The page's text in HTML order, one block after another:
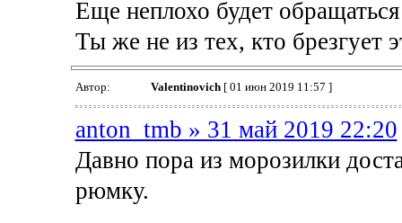
Еще неплохо будет
Ты же не из тех, кто брезгует
Автор: Valentinovich[ 01 июн 2019 11:57 ]
anton_tmb » 31 май 2019 22:20
Давно пора из морозилки
рюмку.